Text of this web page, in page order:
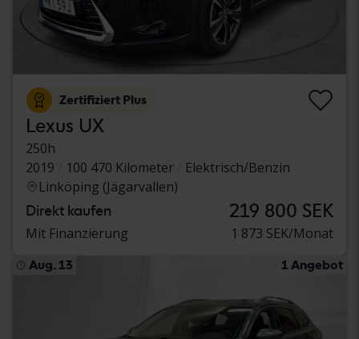
Zertifiziert Plus
Lexus UX
250h
2019
100 470 Kilometer
Elektrisch/Benzin
Linköping (Jägarvallen)
Direkt kaufen 219 800 SEK
Mit Finanzierung 1 873 SEK/Monat
Aug. 13 1 Angebot